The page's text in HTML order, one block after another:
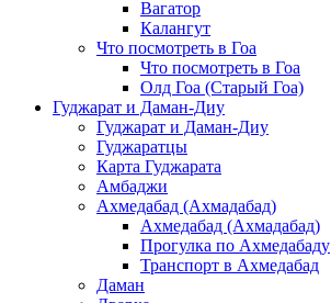
Вагатор
Калангут
Что посмотреть в Гоа
Что посмотреть в Гоа
Олд Гоа (Старый Гоа)
Гуджарат и Даман-Диу
Гуджарат и Даман-Диу
Гуджаратцы
Карта Гуджарата
Амбаджи
Ахмедабад (Ахмадабад)
Ахмедабад (Ахмадабад)
Прогулка по Ахмедабаду
Транспорт в Ахмедабад
Даман